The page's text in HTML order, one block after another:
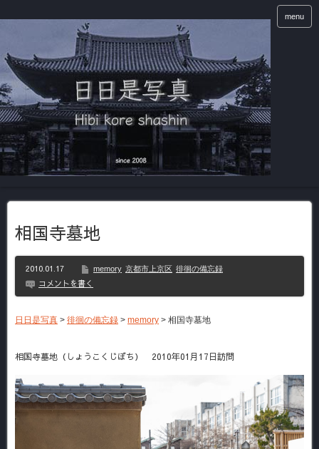
menu
相国寺墓地
2010.01.17 memory 京都市上京区 徘徊の備忘録
コメントを書く
日日是写真 > 徘徊の備忘録 > memory > 相国寺墓地
相国寺墓地（しょうこくじぼち） 2010年01月17日訪問